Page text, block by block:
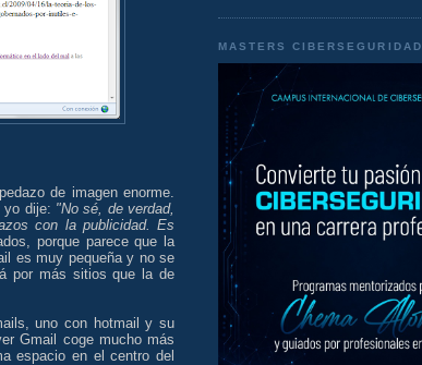
de imagen enorme.
yo dije: "No sé, de verdad,
con la publicidad. Es
porque parece que la
es muy pequeña y no se
por más sitios que la de
uno con hotmail y su
Gmail coge mucho más
espacio en el centro del
MASTERS CIBERSEGURIDAD